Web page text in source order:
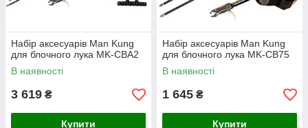
Набір аксесуарів Man Kung
для блочного лука MK-CBA2
В наявності
3 619 ₴
Купити
Набір аксесуарів Man Kung
для блочного лука MK-CB75
В наявності
1 645 ₴
Купити